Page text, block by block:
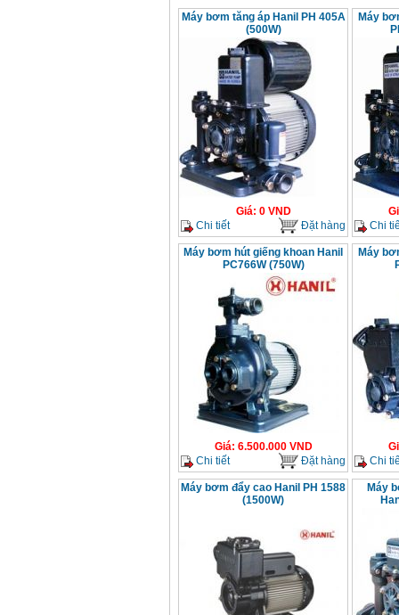
Máy bơm tăng áp Hanil PH 405A
(500W)
Giá: 0VND
Chi tiết
Đặt hàng
Máy
Chi
Máy bơm hút giếng khoan Hanil
PC766W (750W)
Giá: 6.500.000VND
Chi tiết
Đặt hàng
Máy
Chi
Máy bơm đẩy cao Hanil PH 1588
(1500W)
Máy